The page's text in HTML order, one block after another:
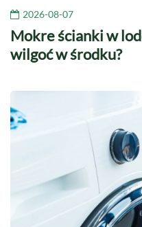
2026-08-07
Mokre ścianki w
wilgoć w środku?